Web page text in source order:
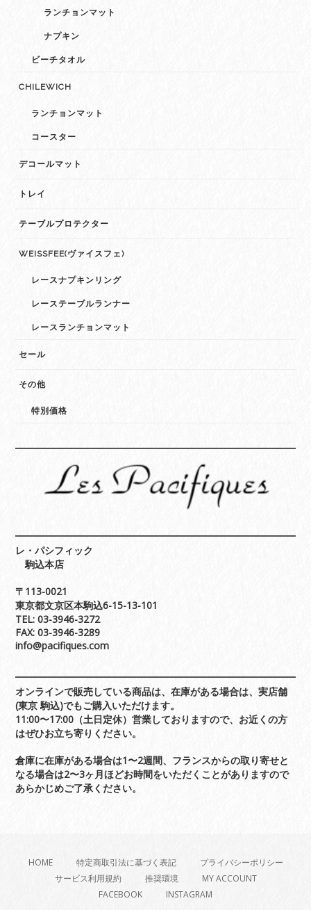
ランチョンマット
ナプキン
ビーチタオル
CHILEWICH
ランチョンマット
コースター
デコールマット
トレイ
テーブルプロテクター
WEISSFEE(ヴァイスフェ)
レースナプキンリング
レーステーブルランナー
レースランチョンマット
セール
その他
特別価格
レ・パシフィック
駒込本店
〒113-0021
東京都文京区本駒込6-15-13-101
TEL: 03-3946-3272
FAX: 03-3946-3289
info@pacifiques.com
オンラインで販売している商品は、在庫がある場合は、実店舗
(東京 駒込)でもご購入いただけます。
11:00〜17:00（土日定休）営業しておりますので、お近くの方
はぜひお立ち寄りください。
倉庫に在庫がある場合は1〜2週間、フランスからの取り寄せと
なる場合は2〜3ヶ月ほどお時間をいただくことがありますので
あらかじめご了承ください。
HOME 特定商取引法に基づく表記
プライバシーポリシー
サービス利用規約
推奨環境
MY ACCOUNT
FACEBOOK
INSTAGRAM